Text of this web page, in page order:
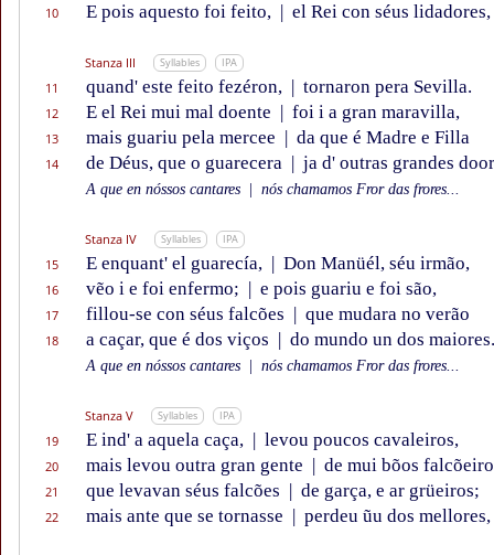
10 E pois aquesto foi feito, | el Rei con séus lidadores,
Stanza III Syllables IPA
11 quand' este feito fezéron, | tornaron pera Sevilla.
12 E el Rei mui mal doente | foi i a gran maravilla,
13 mais guariu pela mercee | da que é Madre e Filla
14 de Déus, que o guarecera | ja d' outras grandes
A que en nóssos cantares nós chamamos Fror das frores...
Stanza IV Syllables IPA
15 E enquant' el guarecía, | Don Manüél, séu irmão,
16 vẽo i e foi enfermo; | e pois guariu e foi são,
17 fillou-se con séus falcões | que mudara no verão
18 a caçar, que é dos viços | do mundo un dos maiores.
A que en nóssos cantares nós chamamos Fror das frores...
Stanza V Syllables IPA
19 E ind' a aquela caça, | levou poucos cavaleiros,
20 mais levou outra gran gente | de mui bõos
21 que levavan séus falcões | de garça, e ar grüeiros;
22 mais ante que se tornasse | perdeu ũu dos mellores,